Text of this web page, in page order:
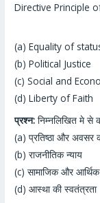
Directive Principle
(a) Equality of
(b) Political Justice
(c) Social and
(d) Liberty of Faith
प्रश्न: निम्नलिखित मे से
(a) प्रतिष्ठाऔर अवसर
(b)राजनीतिक न्याय
(c) सामाजिक और
(d) आस्था की स्वतंत्रता